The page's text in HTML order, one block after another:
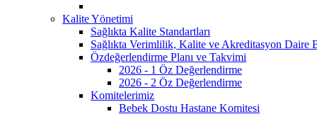
Kalite Yönetimi
Sağlıkta Kalite Standartları
Sağlıkta Verimlilik, Kalite ve Akreditasyon Daire
Özdeğerlendirme Planı ve Takvimi
2026 - 1 Öz Değerlendirme
2026 - 2 Öz Değerlendirme
Komitelerimiz
Bebek Dostu Hastane Komitesi